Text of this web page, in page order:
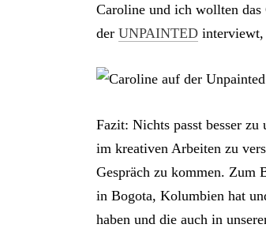
Caroline und ich wollten
der UNPAINTED interviewt,
Fazit: Nichts passt besser
im kreativen Arbeiten zu
Gespräch zu kommen. Zum
in Bogota, Kolumbien hat
haben und die auch in